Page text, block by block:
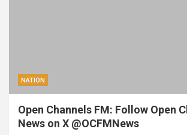
NATION
Open Channels FM: Follow Open
News on X @OCFMNews